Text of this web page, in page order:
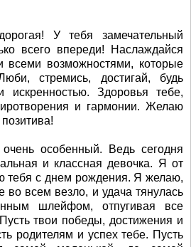
У тебя замечательный
всего впереди! Наслаждайся
всеми возможностями, которые
стремись, достигай, будь
искренностью. Здоровья тебе,
и гармонии. Желаю
особенный. Ведь сегодня
и классная девочка. Я от
тебя с днем рождения. Я желаю,
во всем везло, и удача тянулась
шлейфом, отпугивая все
твои победы, достижения и
родителям и успех тебе. Пусть